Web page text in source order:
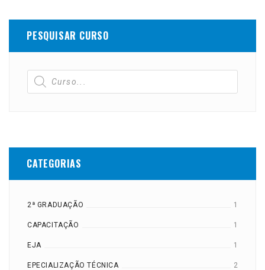
PESQUISAR CURSO
CATEGORIAS
2ª GRADUAÇÃO 1
CAPACITAÇÃO 1
EJA 1
EPECIALIZAÇÃO TÉCNICA 2